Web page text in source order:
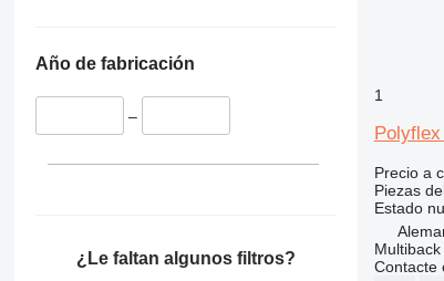
Año de fabricación
–
¿Le faltan algunos filtros?
1
Precio a
Piezas
Estado
Contacte